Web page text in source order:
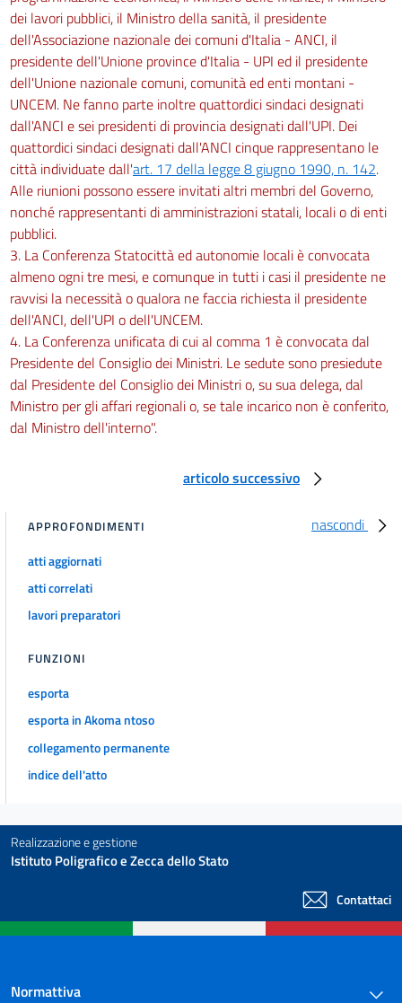
dei lavori pubblici, il Ministro della sanità, il presidente
dell'Associazione nazionale dei comuni d'Italia - ANCI, il
presidente dell'Unione province d'Italia - UPI ed il presidente
dell'Unione nazionale comuni, comunità ed enti montani -
UNCEM. Ne fanno parte inoltre quattordici sindaci designati
dall'ANCI e sei presidenti di provincia designati dall'UPI. Dei
quattordici sindaci designati dall'ANCI cinque rappresentano le
città individuate dall'art. 17 della legge 8 giugno 1990, n. 142.
Alle riunioni possono essere invitati altri membri del Governo,
nonché rappresentanti di amministrazioni statali, locali o di enti
pubblici.
3. La Conferenza Statocittà ed autonomie locali è convocata
almeno ogni tre mesi, e comunque in tutti i casi il presidente ne
ravvisi la necessità o qualora ne faccia richiesta il presidente
dell'ANCI, dell'UPI o dell'UNCEM.
4. La Conferenza unificata di cui al comma 1 è convocata dal
Presidente del Consiglio dei Ministri. Le sedute sono presiedute
dal Presidente del Consiglio dei Ministri o, su sua delega, dal
Ministro per gli affari regionali o, se tale incarico non è conferito,
dal Ministro dell'interno".
articolo successivo
nascondi
APPROFONDIMENTI
atti aggiornati
atti correlati
lavori preparatori
FUNZIONI
esporta
esporta in Akoma ntoso
collegamento permanente
indice dell'atto
Realizzazione e gestione
Istituto Poligrafico e Zecca dello Stato
Contattaci
Normattiva